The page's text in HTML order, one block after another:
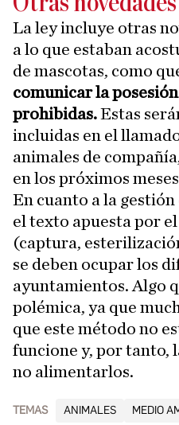
La ley incluye otras
a lo que estaban
de mascotas, como
comunicar la
prohibidas.Estas
incluidas en el
animales de
en los próximos
En cuanto a la
el texto apuesta por el
(captura,
se deben ocupar los
ayuntamientos. Algo
polémica, ya que
que este método no
funcione y, por tanto,
no alimentarlos.
TEMAS ANIMALES MEDIO